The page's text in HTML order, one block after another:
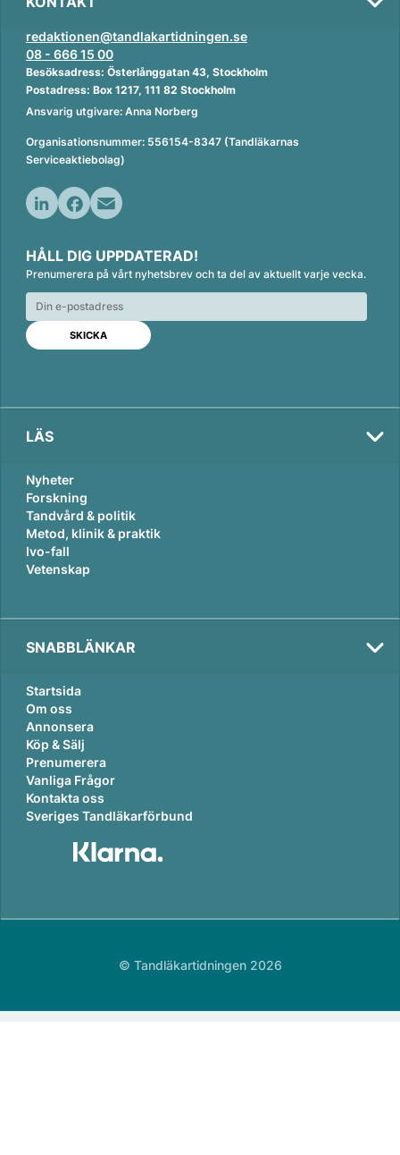
redaktionen@tandlakartidningen.se
08 - 666 15 00
Besöksadress: Österlånggatan 43, Stockholm
Postadress: Box 1217, 111 82 Stockholm
Ansvarig utgivare: Anna Norberg
Organisationsnummer: 556154-8347 (Tandläkarnas
Serviceaktiebolag)
n
k
e
d
n
c
e
b
o
o
k
a
i
l
HÅLL DIG UPPDATERAD!
Prenumerera på vårt nyhetsbrev och ta del av aktuellt varje vecka.
LÄS
Nyheter
Forskning
Tandvård & politik
Metod, klinik & praktik
Ivo-fall
Vetenskap
SNABBLÄNKAR
Startsida
Om oss
Annonsera
Köp & Sälj
Prenumerera
Vanliga Frågor
Kontakta oss
Sveriges Tandläkarförbund
© Tandläkartidningen 2026